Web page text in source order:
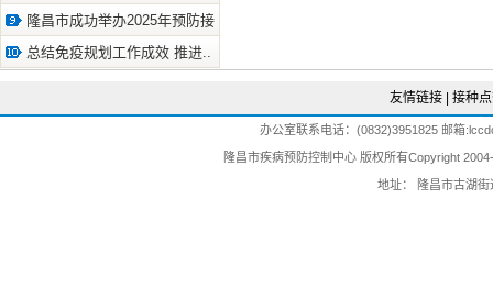
隆昌市成功举办2025年预防接.. 2025-7-4
总结免疫规划工作成效 推进.. 2025-6-24
友情链接 接种
办公室联系电话：(0832)3951825 邮箱
隆昌市疾病预防控制中心 版权所有Copyright
地址： 隆昌市古湖